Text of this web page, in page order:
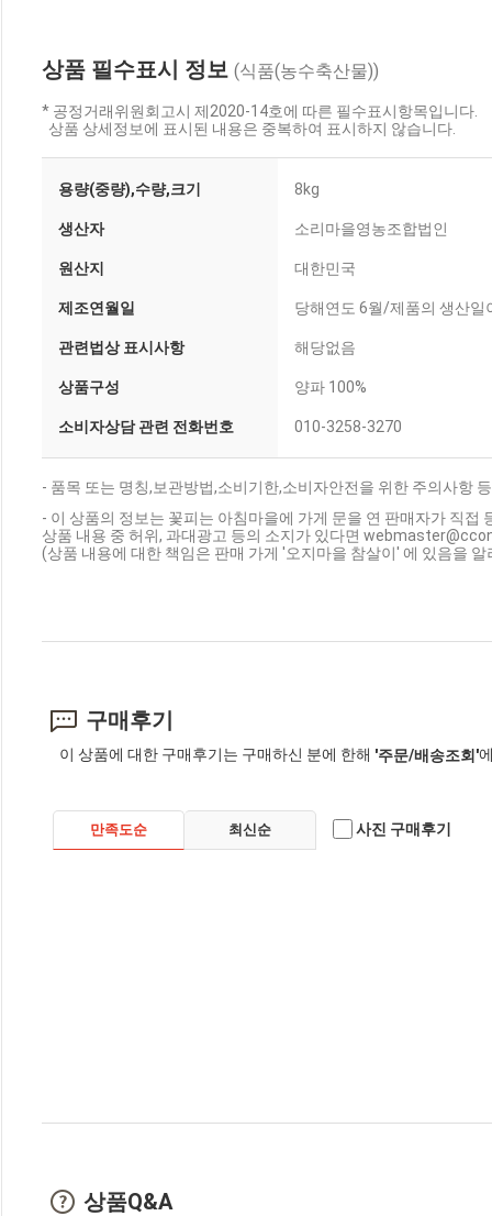
상품 필수표시 정보 (식품(농수축산물))
* 공정거래위원회고시 제2020-14호에 따른 필수표시항목입니다.
상품 상세정보에 표시된 내용은 중복하여 표시하지 않습니다.
용량(중량),수량,크기 8kg
생산자 소리마을영농조합법인
원산지 대한민국
제조연월일 당해연도 6월/제품의 생산일
관련법상 표시사항 해당없음
상품구성 양파 100%
소비자상담 관련 전화번호 010-3258-3270
- 품목 또는 명칭,보관방법,소비기한,소비자안전을 위한 주의사항
- 이 상품의 정보는 꽃피는 아침마을에 가게 문을 연 판매자가 직접
상품 내용 중 허위, 과대광고 등의 소지가 있다면
(상품 내용에 대한 책임은 판매 가게 '오지마을 참살이' 에 있음을 알
구매후기
이 상품에 대한 구매후기는 구매하신 분에 한해 '주문/배송조회'
만족도순 최신순 사진 구매후기
상품Q&A